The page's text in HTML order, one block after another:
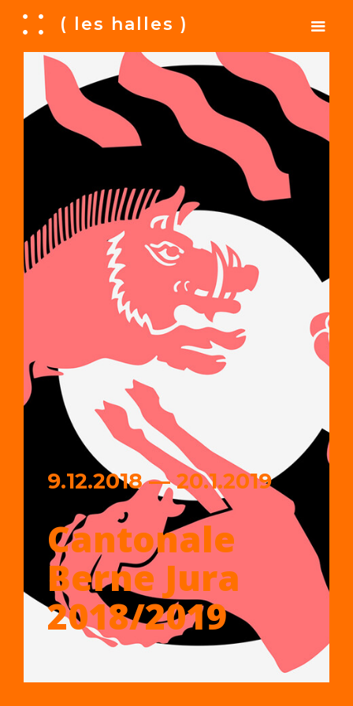
A ( les halles )
9.12.2018 — 20.1.2019
Cantonale
Berne Jura
2018/2019